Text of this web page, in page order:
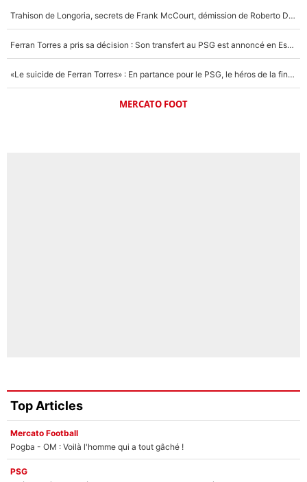
Trahison de Longoria, secrets de Frank McCourt, démission de Roberto De Zerbi : Medhi Benatia se lâche sur son départ de l'OM et fait d'importantes révélations
Ferran Torres a pris sa décision : Son transfert au PSG est annoncé en Espagne !
«Le suicide de Ferran Torres» : En partance pour le PSG, le héros de la finale de la Coupe du monde s'attire les foudres de la presse espagnole !
MERCATO FOOT
Top Articles
Mercato Football
Pogba - OM : Voilà l'homme qui a tout gâché !
PSG